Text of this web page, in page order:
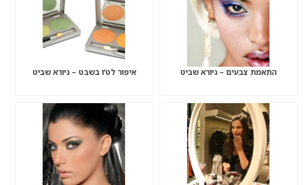
התאמת צבעים – גיורא שביט איפור לט’ו בשבט – גיורא שביט